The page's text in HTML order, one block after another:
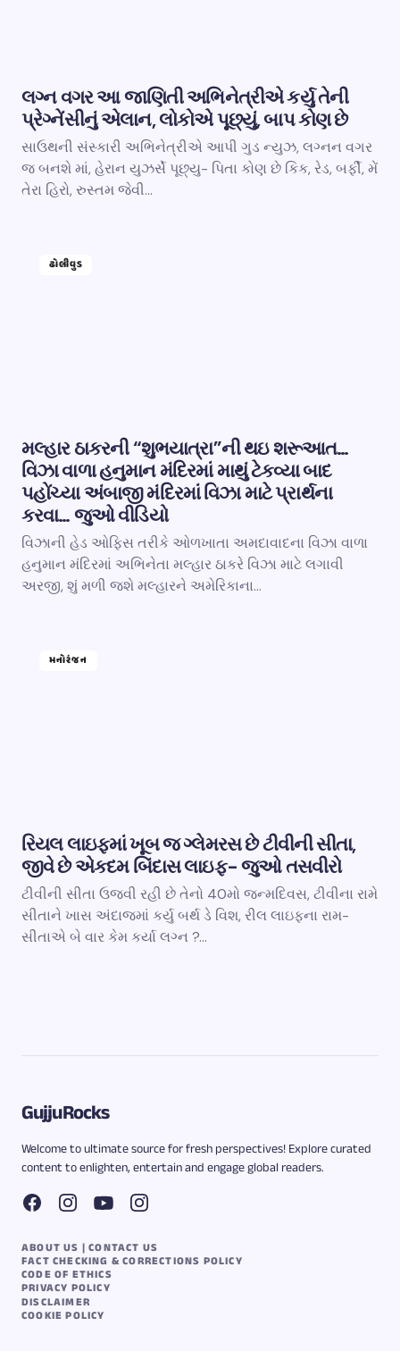
લગ્ન વગર આ જાણિતી અભિનેત્રીએ કર્યુ તેની
પ્રેગ્નેંસીનું એલાન, લોકોએ પૂછ્યું, બાપ કોણ છે
સાઉથની સંસ્કારી અભિનેત્રીએ આપી ગુડ ન્યુઝ, લગ્નન વગર
જ બનશે માં, હેરાન યુઝર્સે પૂછ્યુ- પિતા કોણ છે કિક, રેડ, બર્ફી, મેં
તેરા હિરો, રુસ્તમ જેવી…
ઢોલીવુડ
મલ્હાર ઠાકરની “શુભયાત્રા”ની થઇ શરૂઆત…
વિઝા વાળા હનુમાન મંદિરમાં માથું ટેકવ્યા બાદ
પહોંચ્યા અંબાજી મંદિરમાં વિઝા માટે પ્રાર્થના
કરવા… જુઓ વીડિયો
વિઝાની હેડ ઓફિસ તરીકે ઓળખાતા અમદાવાદના વિઝા વાળા
હનુમાન મંદિરમાં અભિનેતા મલ્હાર ઠાકરે વિઝા માટે લગાવી
અરજી, શું મળી જશે મલ્હારને અમેરિકાના…
મનોરંજન
રિયલ લાઇફમાં ખૂબ જ ગ્લેમરસ છે ટીવીની સીતા,
જીવે છે એકદમ બિંદાસ લાઇફ- જુઓ તસવીરો
ટીવીની સીતા ઉજવી રહી છે તેનો 40મો જન્મદિવસ, ટીવીના રામે
સીતાને ખાસ અંદાજમાં કર્યુ બર્થ ડે વિશ, રીલ લાઇફના રામ-
સીતાએ બે વાર કેમ કર્યા લગ્ન ?…
GujjuRocks
Welcome to ultimate source for fresh perspectives! Explore curated
content to enlighten, entertain and engage global readers.
ABOUT US | CONTACT US
FACT CHECKING & CORRECTIONS POLICY
CODE OF ETHICS
PRIVACY POLICY
DISCLAIMER
COOKIE POLICY